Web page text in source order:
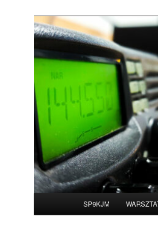
Przeskocz
Witamy
SP9KJM